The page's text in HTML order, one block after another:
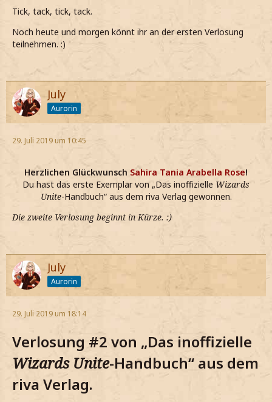
Tick, tack, tick, tack.
Noch heute und morgen könnt ihr an der ersten Verlosung
teilnehmen. :)
July
Aurorin
29. Juli 2019 um 10:45
Herzlichen Glückwunsch Sahira Tania Arabella Rose!
Du hast das erste Exemplar von „Das inoffizielle Wizards
Unite-Handbuch“ aus dem riva Verlag gewonnen.
Die zweite Verlosung beginnt in Kürze. :)
July
Aurorin
29. Juli 2019 um 18:14
Verlosung #2 von „Das inoffizielle
Wizards Unite-Handbuch“ aus dem
riva Verlag.